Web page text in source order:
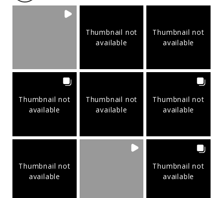
Thumbnail not
available
Thumbnail not
available
Thumbnail not
available
Thumbnail not
available
Thumbnail not
available
Thumbnail not
available
Thumbnail not
available